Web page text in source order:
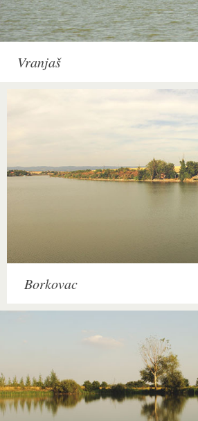
Vranjaš
Borkovac